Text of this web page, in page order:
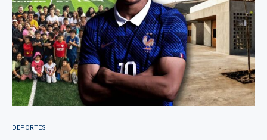
DEPORTES